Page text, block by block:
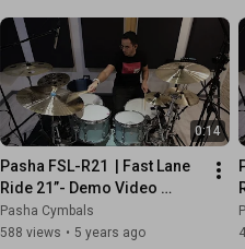
0:14
Pasha FSL-R21  | Fast Lane
Ride 21”- Demo Video
Sample | Pasha Cymbals
Pasha Cymbals
588 views • 5 years ago